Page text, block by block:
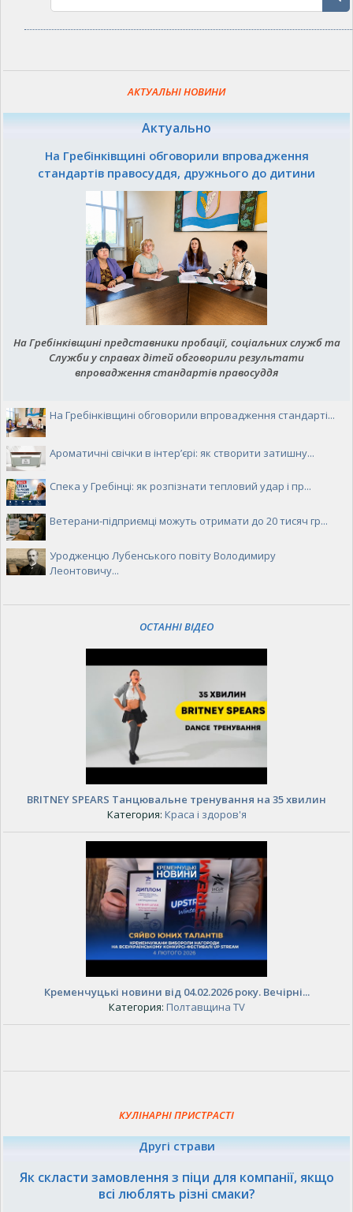
АКТУАЛЬНІ НОВИНИ
Актуально
На Гребінківщині обговорили впровадження
стандартів правосуддя, дружнього до дитини
На Гребінківщині представники пробації, соціальних служб та
Служби у справах дітей обговорили результати
впровадження стандартів правосуддя
На Гребінківщині обговорили впровадження стандарті...
Ароматичні свічки в інтер’єрі: як створити затишну...
Спека у Гребінці: як розпізнати тепловий удар і пр...
Ветерани-підприємці можуть отримати до 20 тисяч гр...
Уродженцю Лубенського повіту Володимиру
Леонтовичу...
ОСТАННІ ВІДЕО
BRITNEY SPEARS Танцювальне тренування на 35 хвилин
Категория: Краса і здоров'я
Кременчуцькі новини від 04.02.2026 року. Вечірні...
Категория: Полтавщина TV
КУЛІНАРНІ ПРИСТРАСТІ
Другі страви
Як скласти замовлення з піци для компанії, якщо
всі люблять різні смаки?